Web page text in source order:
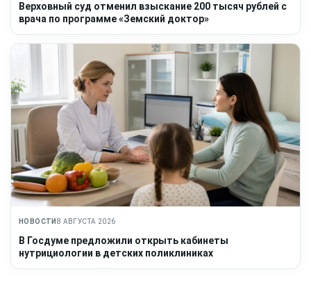
Верховный суд отменил взыскание 200 тысяч рублей с
врача по программе «Земский доктор»
НОВОСТИ 8 АВГУСТА 2026
В Госдуме предложили открыть кабинеты
нутрициологии в детских поликлиниках